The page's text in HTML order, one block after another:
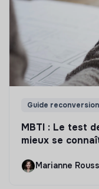
Guide reconversion
MBTI : Le test
mieux se
Marianne